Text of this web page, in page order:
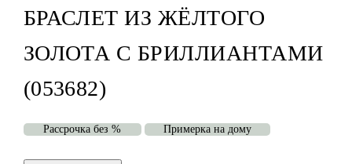
БРАСЛЕТ ИЗ ЖЁЛТОГО
ЗОЛОТА С БРИЛЛИАНТАМИ
(053682)
Рассрочка без % Примерка на дому